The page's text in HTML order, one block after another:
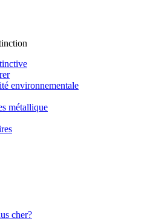
environnementale
métallique
cher?